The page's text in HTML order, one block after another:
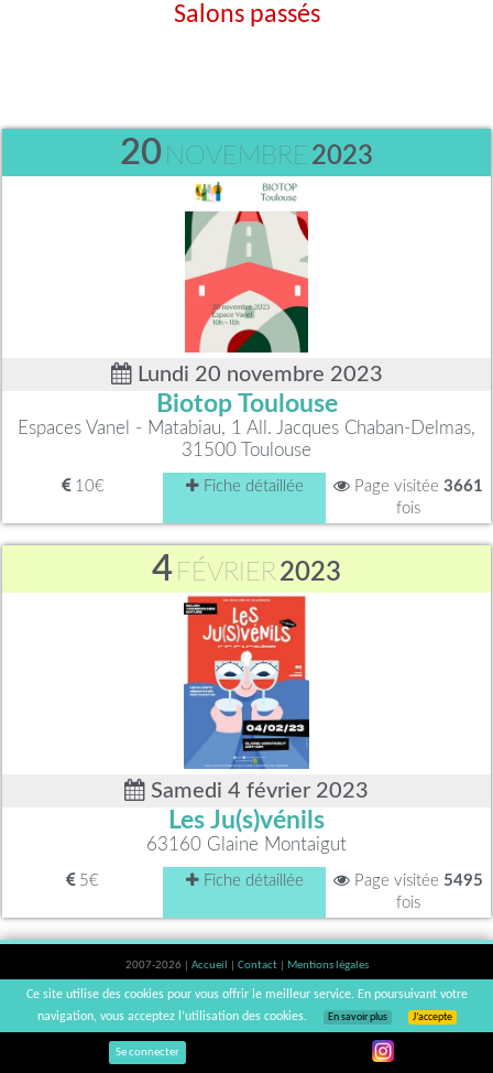
Salons passés
20 NOVEMBRE 2023
Lundi 20 novembre 2023
Biotop Toulouse
Espaces Vanel - Matabiau, 1 All. Jacques Chaban-Delmas,
31500 Toulouse
10€ Fiche détaillée Page visitée 3661
fois
4 FÉVRIER 2023
Samedi 4 février 2023
Les Ju(s)vénils
63160 Glaine Montaigut
5€ Fiche détaillée Page visitée 5495
fois
2007-2026 | Accueil Contact
Mentions légales
L'abus d'alcool est dangereux pour la santé, à consommer avec modération. |
vinsnaturels | v3.12
Se connecter
Ce site utilise des cookies pour vous offrir le meilleur service. En poursuivant votre
navigation, vous acceptez l’utilisation des cookies.
En savoir plus J’accepte